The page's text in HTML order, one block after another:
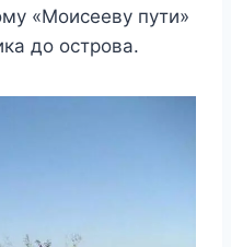
«Моисееву пути»
до острова.